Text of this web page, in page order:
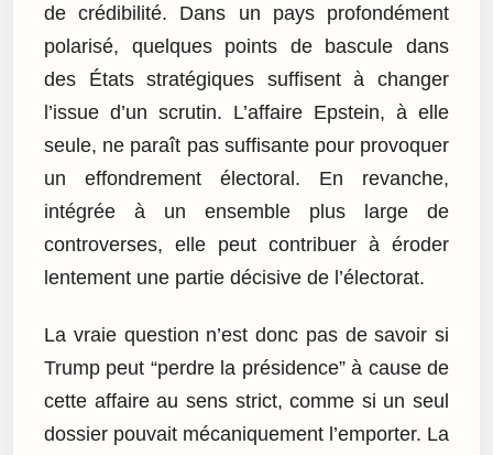
de crédibilité. Dans un pays profondément
polarisé, quelques points de bascule dans
des États stratégiques suffisent à changer
l’issue d’un scrutin. L’affaire Epstein, à elle
seule, ne paraît pas suffisante pour provoquer
un effondrement électoral. En revanche,
intégrée à un ensemble plus large de
controverses, elle peut contribuer à éroder
lentement une partie décisive de l’électorat.
La vraie question n’est donc pas de savoir si
Trump peut “perdre la présidence” à cause de
cette affaire au sens strict, comme si un seul
dossier pouvait mécaniquement l’emporter. La